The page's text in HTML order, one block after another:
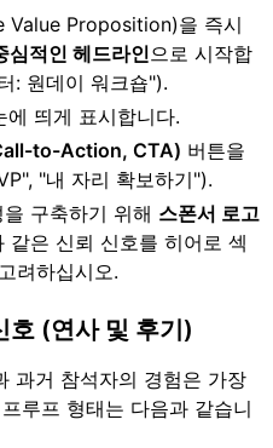
Value Proposition)을 즉시
심적인 헤드라인으로 시작합
: 원데이 워크숍").
에 띄게 표시합니다.
to-Action, CTA) 버튼을
"내 자리 확보하기").
구축하기 위해 스폰서 로고
같은 신뢰 신호를 히어로 섹
려하십시오.
호 (연사 및 후기)
과거 참석자의 경험은 가장
루프 형태는 다음과 같습니